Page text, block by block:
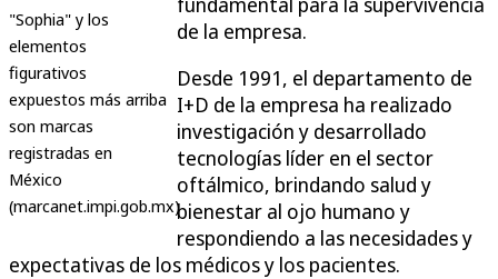
"Sophia" y los
elementos
figurativos
expuestos más arriba
son marcas
registradas en
México
(marcanet.impi.gob.mx)
de la empresa.
Desde 1991, el departamento de
I+D de la empresa ha realizado
investigación y desarrollado
tecnologías líder en el sector
oftálmico, brindando salud y
bienestar al ojo humano y
respondiendo a las necesidades y
expectativas de los médicos y los pacientes.